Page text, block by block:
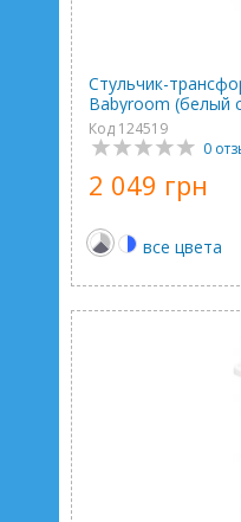
Стульчик-
Babyroom (белый
Код 124519
0
2 049 грн
все цвета